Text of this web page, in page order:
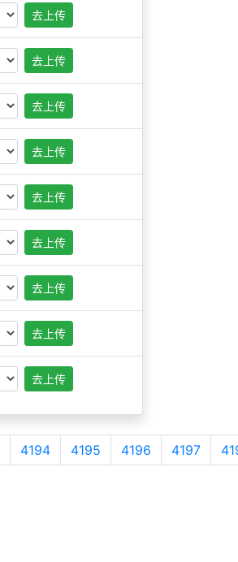
去上传
去上传
去上传
去上传
去上传
去上传
去上传
去上传
去上传
4194 4195 4196 4197